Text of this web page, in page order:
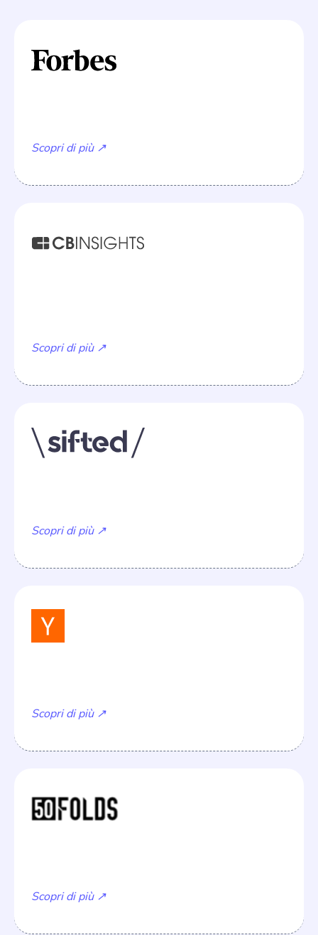
Scopri di più ↗
Scopri di più ↗
Scopri di più ↗
Scopri di più ↗
Scopri di più ↗